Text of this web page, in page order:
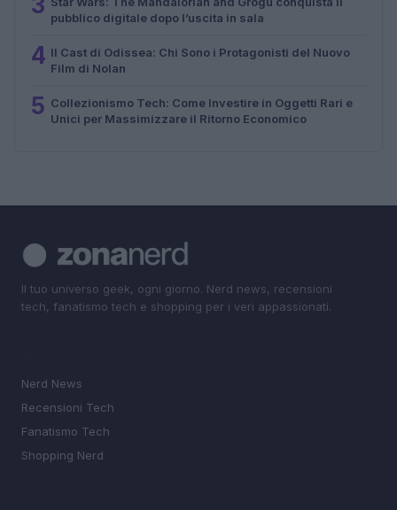
pubblico digitale dopo l’uscita in sala
4 Il Cast di Odissea: Chi Sono i Protagonisti del Nuovo
Film di Nolan
5 Collezionismo Tech: Come Investire in Oggetti Rari e
Unici per Massimizzare il Ritorno Economico
Il tuo universo geek, ogni giorno. Nerd news, recensioni
tech, fanatismo tech e shopping per i veri appassionati.
Nerd News
Recensioni Tech
Fanatismo Tech
Shopping Nerd